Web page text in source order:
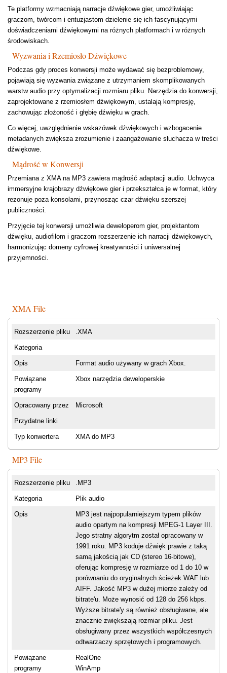
Te platformy wzmacniają narracje dźwiękowe gier, umożliwiając
graczom, twórcom i entuzjastom dzielenie się ich fascynującymi
doświadczeniami dźwiękowymi na różnych platformach i w różnych
środowiskach.
Wyzwania i Rzemiosło Dźwiękowe
Podczas gdy proces konwersji może wydawać się bezproblemowy,
pojawiają się wyzwania związane z utrzymaniem skomplikowanych
warstw audio przy optymalizacji rozmiaru pliku. Narzędzia do konwersji,
zaprojektowane z rzemiosłem dźwiękowym, ustalają kompresję,
zachowując złożoność i głębię dźwięku w grach.
Co więcej, uwzględnienie wskazówek dźwiękowych i wzbogacenie
metadanych zwiększa zrozumienie i zaangażowanie słuchacza w treści
dźwiękowe.
Mądrość w Konwersji
Przemiana z XMA na MP3 zawiera mądrość adaptacji audio. Uchwyca
immersyjne krajobrazy dźwiękowe gier i przekształca je w format, który
rezonuje poza konsolami, przynosząc czar dźwięku szerszej
publiczności.
Przyjęcie tej konwersji umożliwia deweloperom gier, projektantom
dźwięku, audiofilom i graczom rozszerzenie ich narracji dźwiękowych,
harmonizując domeny cyfrowej kreatywności i uniwersalnej
przyjemności.
XMA File
Rozszerzenie pliku .XMA
Kategoria
Opis Format audio używany w grach Xbox.
Powiązane
programy
Xbox narzędzia deweloperskie
Opracowany przez Microsoft
Przydatne linki
Typ konwertera XMA do MP3
MP3 File
Rozszerzenie pliku .MP3
Kategoria Plik audio
Opis
MP3 jest najpopularniejszym typem plików
audio opartym na kompresji MPEG-1 Layer III.
Jego stratny algorytm został opracowany w
1991 roku. MP3 koduje dźwięk prawie z taką
samą jakością jak CD (stereo 16-bitowe),
oferując kompresję w rozmiarze od 1 do 10 w
porównaniu do oryginalnych ścieżek WAF lub
AIFF. Jakość MP3 w dużej mierze zależy od
bitrate'u. Może wynosić od 128 do 256 kbps.
Wyższe bitrate'y są również obsługiwane, ale
znacznie zwiększają rozmiar pliku. Jest
obsługiwany przez wszystkich współczesnych
odtwarzaczy sprzętowych i programowych.
Powiązane
programy
RealOne
WinAmp